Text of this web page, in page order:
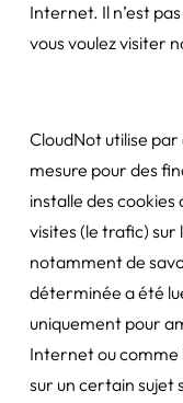
Internet. Il n’est
vous voulez visiter
CloudNot utilise
mesure pour des
installe des cookies
visites (le trafic)
notamment de
déterminée a été
uniquement pour
Internet ou comme
sur un certain sujet